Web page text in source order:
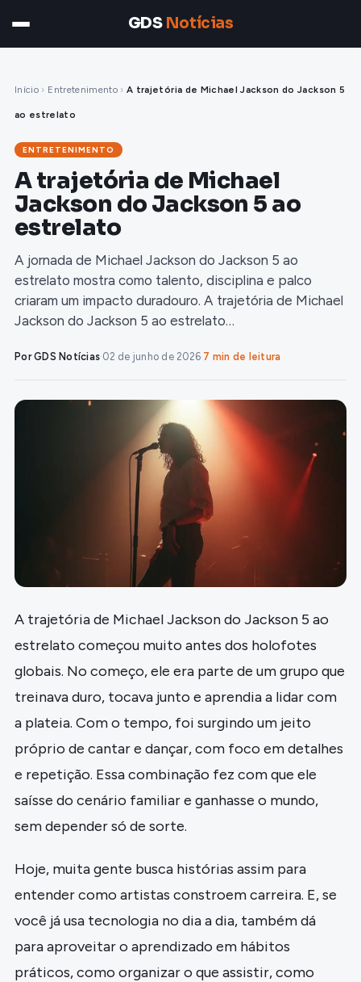
GDS Notícias
Início › Entretenimento › A trajetória de Michael Jackson do Jackson 5
ao estrelato
ENTRETENIMENTO
A trajetória de Michael
Jackson do Jackson 5 ao
estrelato
A jornada de Michael Jackson do Jackson 5 ao
estrelato mostra como talento, disciplina e palco
criaram um impacto duradouro. A trajetória de Michael
Jackson do Jackson 5 ao estrelato…
Por GDS Notícias·02 de junho de 2026·7 min de leitura
A trajetória de Michael Jackson do Jackson 5 ao
estrelato começou muito antes dos holofotes
globais. No começo, ele era parte de um grupo que
treinava duro, tocava junto e aprendia a lidar com
a plateia. Com o tempo, foi surgindo um jeito
próprio de cantar e dançar, com foco em detalhes
e repetição. Essa combinação fez com que ele
saísse do cenário familiar e ganhasse o mundo,
sem depender só de sorte.
Hoje, muita gente busca histórias assim para
entender como artistas constroem carreira. E, se
você já usa tecnologia no dia a dia, também dá
para aproveitar o aprendizado em hábitos
práticos, como organizar o que assistir, como